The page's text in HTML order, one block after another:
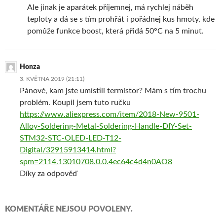
Ale jinak je aparátek příjemnej, má rychlej náběh
teploty a dá se s tím prohřát i pořádnej kus hmoty, kde
pomůže funkce boost, která přidá 50°C na 5 minut.
Honza
3. KVĚTNA 2019 (21:11)
Pánové, kam jste umístili termistor? Mám s tím trochu
problém. Koupil jsem tuto ručku
https://www.aliexpress.com/item/2018-New-9501-
Alloy-Soldering-Metal-Soldering-Handle-DIY-Set-
STM32-STC-OLED-LED-T12-
Digital/32915913414.html?
spm=2114.13010708.0.0.4ec64c4d4n0AO8
Díky za odpověď
KOMENTÁŘE NEJSOU POVOLENY.